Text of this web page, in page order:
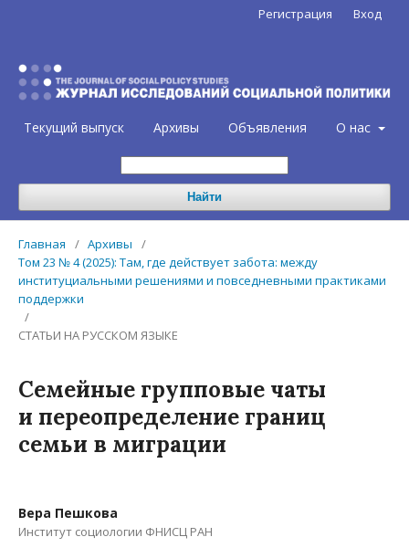
Текущий выпуск Архивы Объявления О нас
Найти
Регистрация Вход
Главная / Архивы
/
Том 23 № 4 (2025): Там, где действует забота: между
институциальными решениями и повседневными практиками
поддержки
/
СТАТЬИ НА РУССКОМ ЯЗЫКЕ
Семейные групповые чаты
и переопределение границ
семьи в миграции
Вера Пешкова
Институт социологии ФНИСЦ РАН